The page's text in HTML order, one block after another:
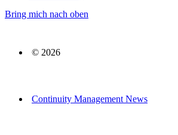
Bring mich nach oben
© 2026
Continuity Management News